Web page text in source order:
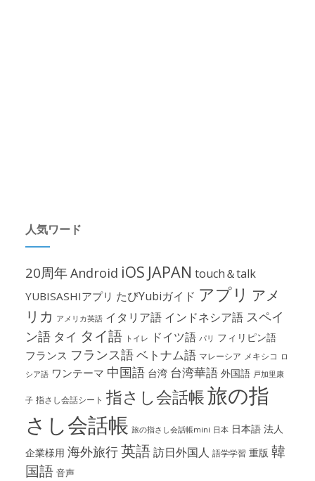
人気ワード
20周年Android iOS JAPAN touch＆talk
YUBISASHIアプリ たびYubiガイド アプリ アメ
リカ アメリカ英語 イタリア語 インドネシア語 スペイ
ン語 タイ タイ語 トイレ ドイツ語 パリ フィリピン語
フランス フランス語ベトナム語 マレーシア メキシコ ロ
シア語 ワンテーマ 中国語 台湾 台湾華語 外国語 戸加里康
子 指さし会話シート 指さし会話帳旅の指
さし会話帳 旅の指さし会話帳mini 日本 日本語 法人
企業様用 海外旅行英語訪日外国人 語学学習 重版 韓
国語 音声